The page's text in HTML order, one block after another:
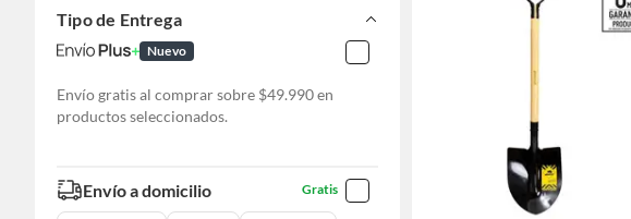
Tipo de Entrega
Nuevo
Envío gratis al comprar sobre $49.990 en
productos seleccionados.
Envío a domicilio Gratis